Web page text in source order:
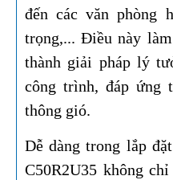
đến các văn phòng
trọng,... Điều này
thành giải pháp lý
công trình, đáp ứng
thông gió.
Dễ dàng trong lắp
C50R2U35 không